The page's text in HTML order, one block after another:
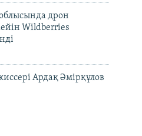
дрон
Wildberries
Ардақ Әмірқұлов